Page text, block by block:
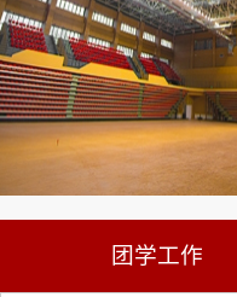
团学工作